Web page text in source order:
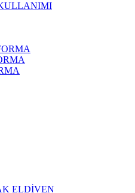
ELDİVEN